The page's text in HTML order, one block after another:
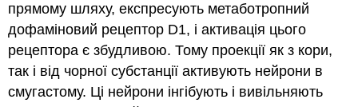
прямому шляху, експресують метаботропний
дофаміновий рецептор D1, і активація цього
рецептора є збудливою. Тому проекції як з кори,
так і від чорної субстанції активують нейрони в
смугастому. Ці нейрони інгібують і вивільняють